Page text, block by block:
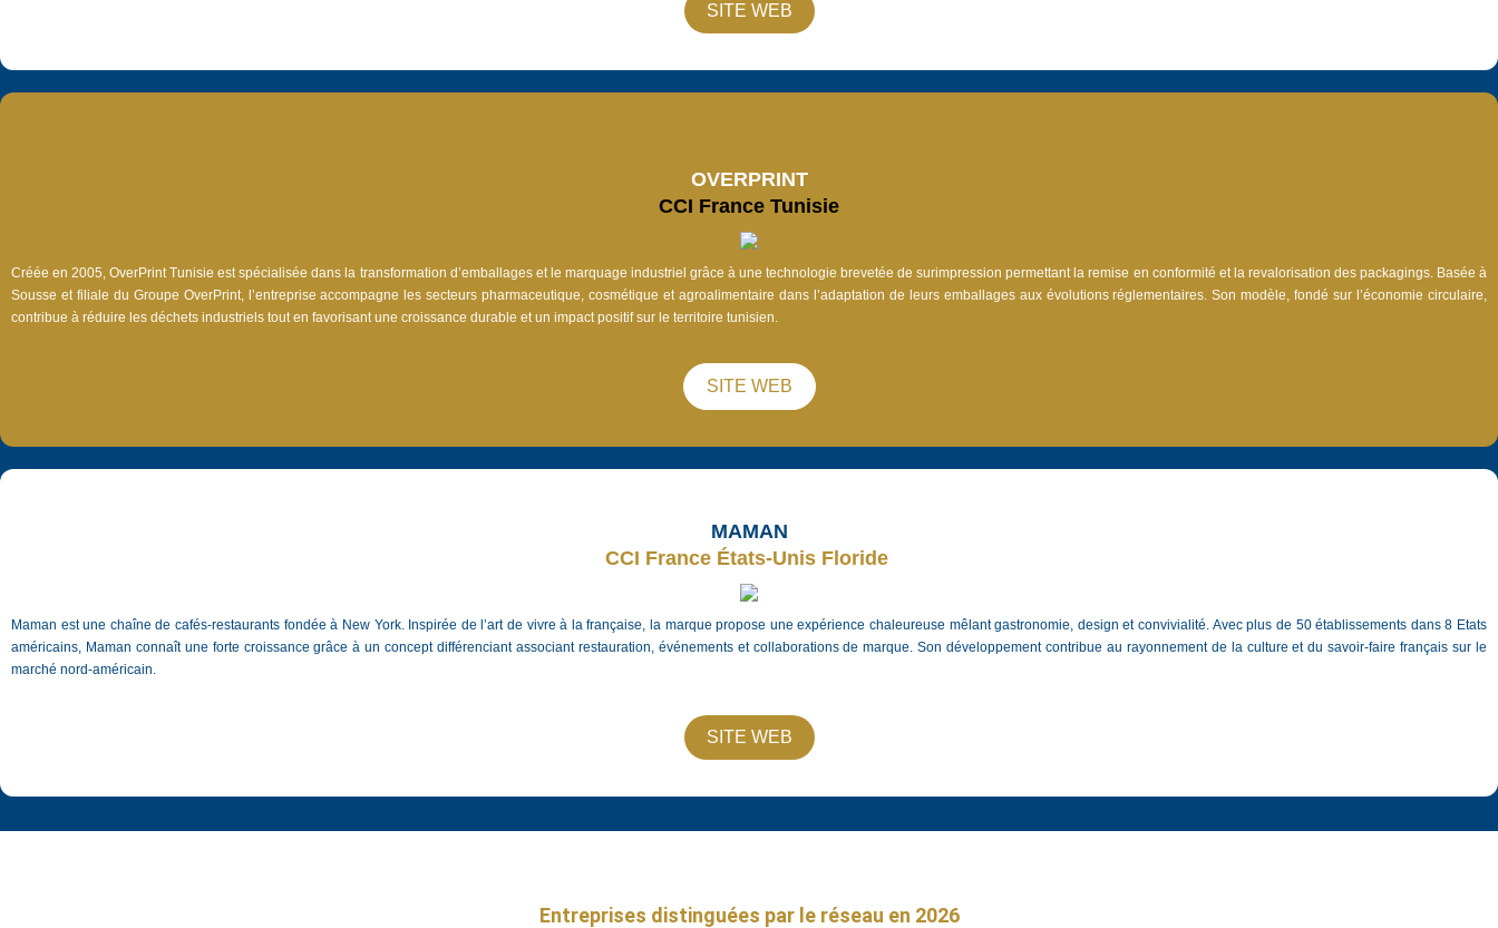
SITE WEB
OVERPRINT
CCI France Tunisie
Créée en 2005, OverPrint Tunisie est spécialisée dans la transformation d’emballages et le marquage industriel grâce à une technologie brevetée de surimpression permettant la remise en conformité et la revalorisation des packagings. Basée à
Sousse et filiale du Groupe OverPrint, l’entreprise accompagne les secteurs pharmaceutique, cosmétique et agroalimentaire dans l’adaptation de leurs emballages aux évolutions réglementaires. Son modèle, fondé sur l’économie circulaire,
contribue à réduire les déchets industriels tout en favorisant une croissance durable et un impact positif sur le territoire tunisien.
SITE WEB
MAMAN
CCI France États-Unis Floride
Maman est une chaîne de cafés-restaurants fondée à New York. Inspirée de l’art de vivre à la française, la marque propose une expérience chaleureuse mêlant gastronomie, design et convivialité. Avec plus de 50 établissements dans 8 Etats
américains, Maman connaît une forte croissance grâce à un concept différenciant associant restauration, événements et collaborations de marque. Son développement contribue au rayonnement de la culture et du savoir-faire français sur le
marché nord-américain.
SITE WEB
Entreprises distinguées par le réseau en 2026